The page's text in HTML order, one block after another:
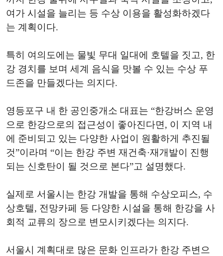
여가 시설을 늘리는 등 수상 이용을 활성화하겠다
는 계획이다.
특히 여의도에는 물빛 무대 일대에 호텔을 짓고, 한
강 경치를 보며 세계 음식을 맛볼 수 있는 수상 푸
드존을 만들겠다는 의지다.
영등포구 내 한 공인중개소 대표는 “한강버스 운영
으로 한강으로의 접근성이 좋아진다면, 이 지역 내
에 준비되고 있는 다양한 사업이 원활하게 추진될
것”이라며 “이는 한강 주변 재건축·재개발이 진행
되는 신호탄이 될 것으로 본다”고 설명했다.
실제로 서울시는 한강 개발을 통해 수상오피스, 수
상호텔, 전망카페 등 다양한 시설을 통해 한강을 사
회적 교류의 장으로 변모시키겠다는 의지다.
서울시 계획대로 많은 문화 인프라가 한강 주변으